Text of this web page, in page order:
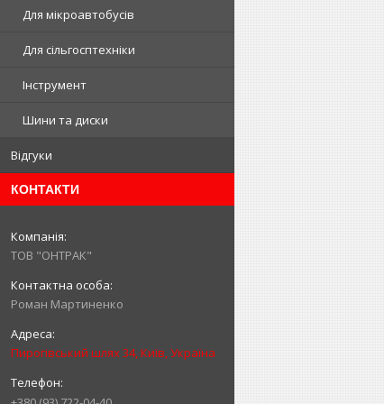
Для мікроавтобусів
Для сільгосптехніки
Інструмент
Шини та диски
Відгуки
КОНТАКТИ
ТОВ "ОНТРАК"
Роман Мартиненко
Пирогівський шлях 34, Київ, Україна